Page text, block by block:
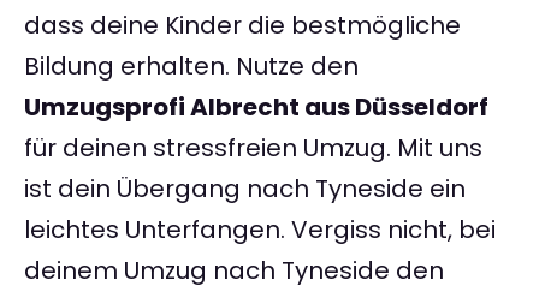
dass deine Kinder die bestmögliche
Bildung erhalten. Nutze den
Umzugsprofi Albrecht aus Düsseldorf
für deinen stressfreien Umzug. Mit uns
ist dein Übergang nach Tyneside ein
leichtes Unterfangen. Vergiss nicht, bei
deinem Umzug nach Tyneside den